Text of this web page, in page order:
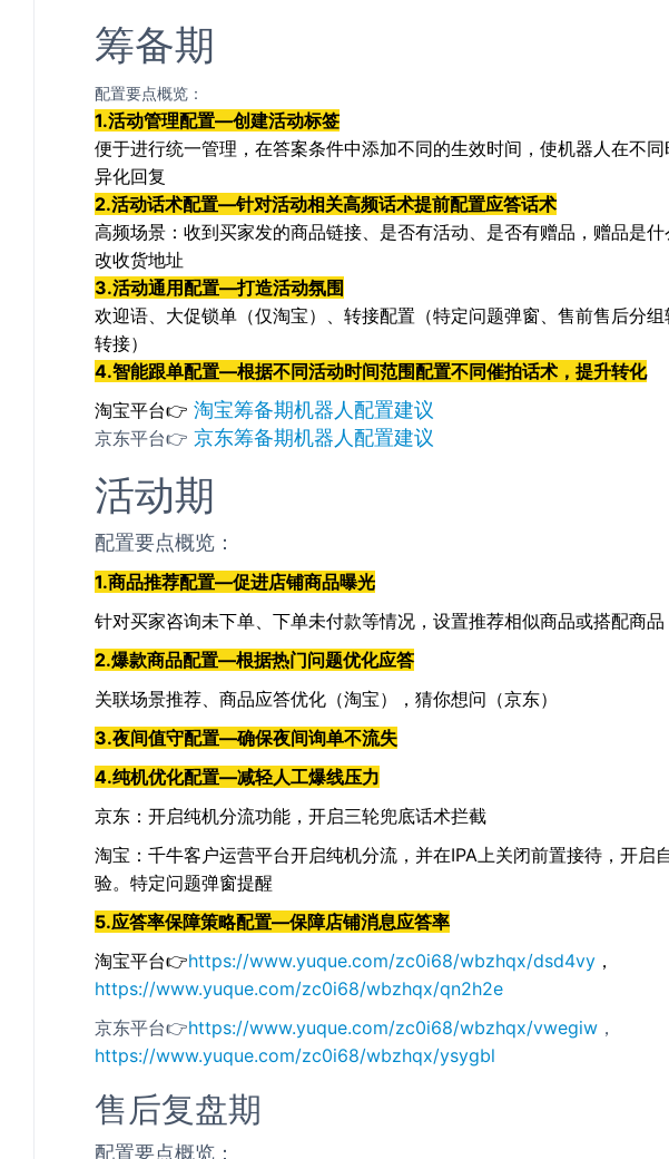
筹备期
配置要点概览：
1.活动管理配置—创建活动标签
便于进行统一管理，在答案条件中添加不同的生效时间，使机器人在不
异化回复
2.活动话术配置—针对活动相关高频话术提前配置应答话术
高频场景：收到买家发的商品链接、是否有活动、是否有赠品，赠品是
改收货地址
3.活动通用配置—打造活动氛围
欢迎语、大促锁单（仅淘宝）、转接配置（特定问题弹窗、售前售后分
转接）
4.智能跟单配置—根据不同活动时间范围配置不同催拍话术，提升转化
淘宝平台👉 淘宝筹备期机器人配置建议
京东平台👉 京东筹备期机器人配置建议
活动期
配置要点概览：
1.商品推荐配置—促进店铺商品曝光
针对买家咨询未下单、下单未付款等情况，设置推荐相似商品或搭配商品
2.爆款商品配置—根据热门问题优化应答
关联场景推荐、商品应答优化（淘宝），猜你想问（京东）
3.夜间值守配置—确保夜间询单不流失
4.纯机优化配置—减轻人工爆线压力
京东：开启纯机分流功能，开启三轮兜底话术拦截
淘宝：千牛客户运营平台开启纯机分流，并在IPA上关闭前置接待，开启
验。特定问题弹窗提醒
5.应答率保障策略配置—保障店铺消息应答率
淘宝平台👉https://www.yuque.com/zc0i68/wbzhqx/dsd4vy，
https://www.yuque.com/zc0i68/wbzhqx/qn2h2e
京东平台👉https://www.yuque.com/zc0i68/wbzhqx/vwegiw，
https://www.yuque.com/zc0i68/wbzhqx/ysygbl
售后复盘期
配置要点概览：